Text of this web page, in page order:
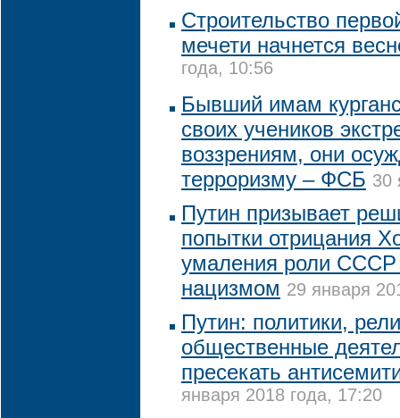
Строительство
мечети начнется
года, 10:56
Бывший имам
своих учеников
воззрениям, они
терроризму – ФСБ 30
Путин призывает
попытки отрицания
умаления роли СССР
нацизмом 29 января
Путин: политики,
общественные
пресекать
января 2018 года, 17:20